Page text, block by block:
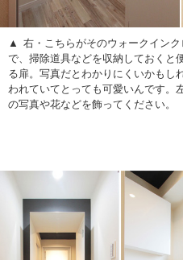
右・こちらがそのウォークイン
で、掃除道具などを収納しておくと
る扉。写真だとわかりにくいかもし
われていてとっても可愛いんです。
の写真や花などを飾ってください。